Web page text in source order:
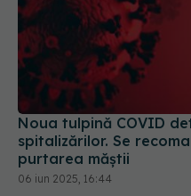
Noua tulpină COVID
spitalizărilor. Se
purtarea măștii
06 iun 2025, 16:44